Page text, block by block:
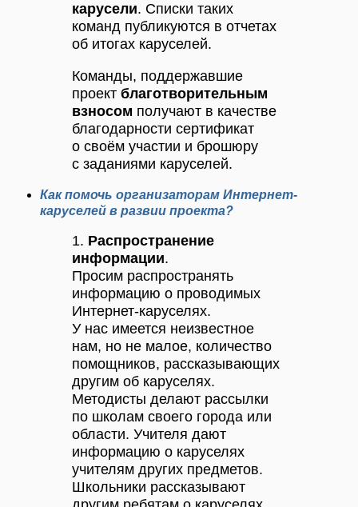
карусели. Списки таких
команд публикуются в отчетах
об итогах каруселей.
Команды, поддержавшие
проект благотворительным
взносом получают в качестве
благодарности сертификат
о своём участии и брошюру
с заданиями каруселей.
Как помочь организаторам Интернет-
каруселей в развии проекта?
1. Распространение
информации.
Просим распространять
информацию о проводимых
Интернет-каруселях.
У нас имеется неизвестное
нам, но не малое, количество
помощников, рассказывающих
другим об каруселях.
Методисты делают рассылки
по школам своего города или
области. Учителя дают
информацию о каруселях
учителям других предметов.
Школьники рассказывают